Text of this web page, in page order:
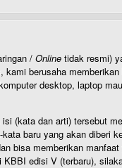
/ Online tidak resmi)
kami berusaha
desktop, laptop
(kata dan arti) tersebut
baru yang akan diberi
bisa memberikan
edisi V (terbaru),